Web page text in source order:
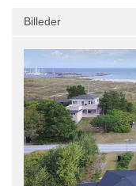
Billeder